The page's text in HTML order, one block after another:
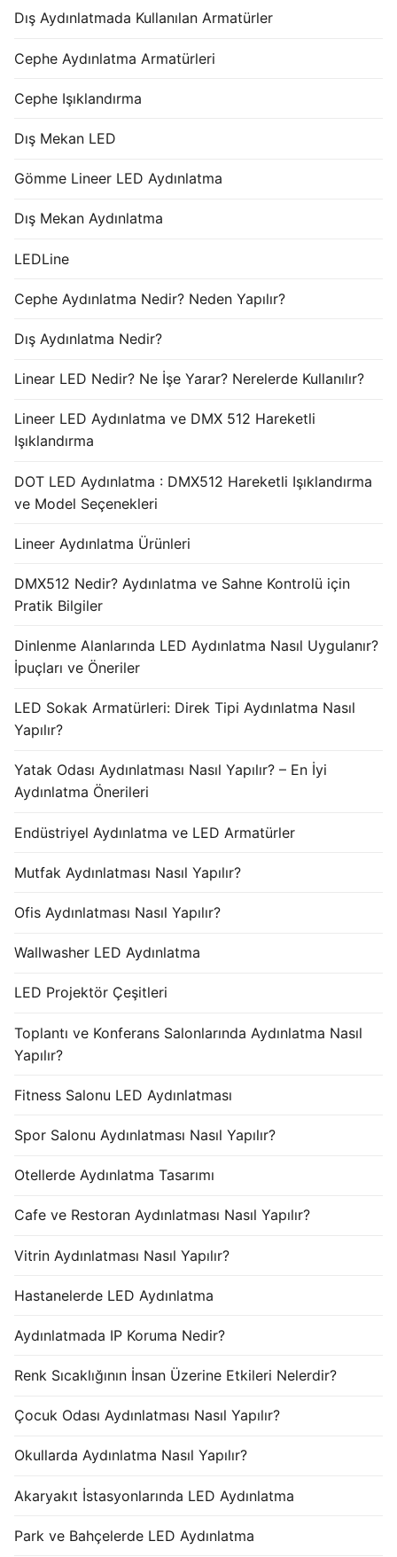
Dış Aydınlatmada Kullanılan Armatürler
Cephe Aydınlatma Armatürleri
Cephe Işıklandırma
Dış Mekan LED
Gömme Lineer LED Aydınlatma
Dış Mekan Aydınlatma
LEDLine
Cephe Aydınlatma Nedir? Neden Yapılır?
Dış Aydınlatma Nedir?
Linear LED Nedir? Ne İşe Yarar? Nerelerde Kullanılır?
Lineer LED Aydınlatma ve DMX 512 Hareketli
Işıklandırma
DOT LED Aydınlatma : DMX512 Hareketli Işıklandırma
ve Model Seçenekleri
Lineer Aydınlatma Ürünleri
DMX512 Nedir? Aydınlatma ve Sahne Kontrolü için
Pratik Bilgiler
Dinlenme Alanlarında LED Aydınlatma Nasıl Uygulanır?
İpuçları ve Öneriler
LED Sokak Armatürleri: Direk Tipi Aydınlatma Nasıl
Yapılır?
Yatak Odası Aydınlatması Nasıl Yapılır? – En İyi
Aydınlatma Önerileri
Endüstriyel Aydınlatma ve LED Armatürler
Mutfak Aydınlatması Nasıl Yapılır?
Ofis Aydınlatması Nasıl Yapılır?
Wallwasher LED Aydınlatma
LED Projektör Çeşitleri
Toplantı ve Konferans Salonlarında Aydınlatma Nasıl
Yapılır?
Fitness Salonu LED Aydınlatması
Spor Salonu Aydınlatması Nasıl Yapılır?
Otellerde Aydınlatma Tasarımı
Cafe ve Restoran Aydınlatması Nasıl Yapılır?
Vitrin Aydınlatması Nasıl Yapılır?
Hastanelerde LED Aydınlatma
Aydınlatmada IP Koruma Nedir?
Renk Sıcaklığının İnsan Üzerine Etkileri Nelerdir?
Çocuk Odası Aydınlatması Nasıl Yapılır?
Okullarda Aydınlatma Nasıl Yapılır?
Akaryakıt İstasyonlarında LED Aydınlatma
Park ve Bahçelerde LED Aydınlatma